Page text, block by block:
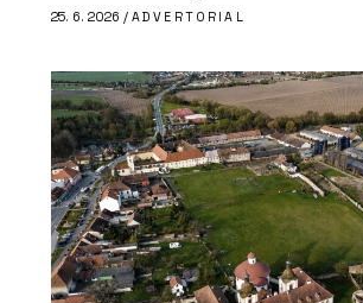
25. 6. 2026 / ADVERTORIAL